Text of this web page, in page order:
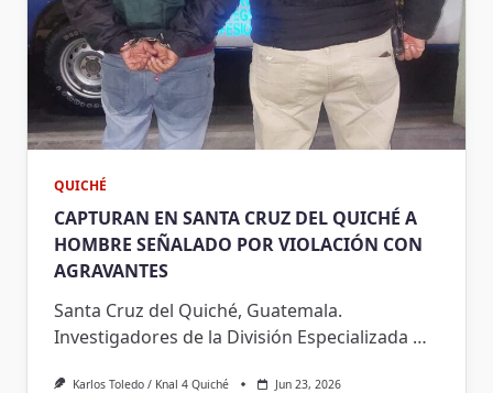
QUICHÉ
CAPTURAN EN SANTA CRUZ DEL QUICHÉ A
HOMBRE SEÑALADO POR VIOLACIÓN CON
AGRAVANTES
Santa Cruz del Quiché, Guatemala.
Investigadores de la División Especializada …
Karlos Toledo / Knal 4 Quiché Jun 23, 2026